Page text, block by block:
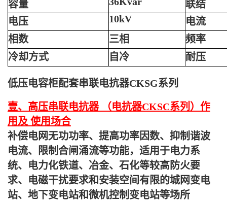
容量
联结
电压
10kV
电流
相数
三相
频率
冷却方式
自冷 耐压
低压电容柜配套串联电抗器CKSG系列
壹、高压串联电抗器 （电抗器CKSC系列）作
用及 使用场合
补偿电网无功功率、提高功率因数、抑制谐波
电流、限制合闸涌流等功能，适用于电力系
统、电力化铁道、冶金、石化等较高防火要
求、电磁干扰要求和安装空间有限的城网变电
站、地下变电站和微机控制变电站等场所